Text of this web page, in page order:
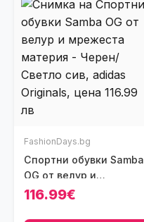
FashionDays.bg
Спортни обувки Samba
OG от велур и
мрежеста материя -
116.99€